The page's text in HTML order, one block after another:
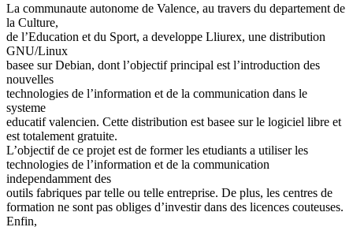
La communaute autonome de Valence, au travers du departement de
la Culture,
de l’Education et du Sport, a developpe Lliurex, une distribution
GNU/Linux
basee sur Debian, dont l’objectif principal est l’introduction des
nouvelles
technologies de l’information et de la communication dans le
systeme
educatif valencien. Cette distribution est basee sur le logiciel libre et
est totalement gratuite.
L’objectif de ce projet est de former les etudiants a utiliser les
technologies de l’information et de la communication
independamment des
outils fabriques par telle ou telle entreprise. De plus, les centres de
formation ne sont pas obliges d’investir dans des licences couteuses.
Enfin,